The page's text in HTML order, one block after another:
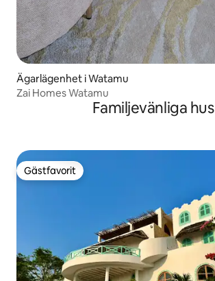
Ägarlägenhet i Watamu
Zai Homes Watamu
Familjevänliga hus
Gästfavorit
Gästfavorit